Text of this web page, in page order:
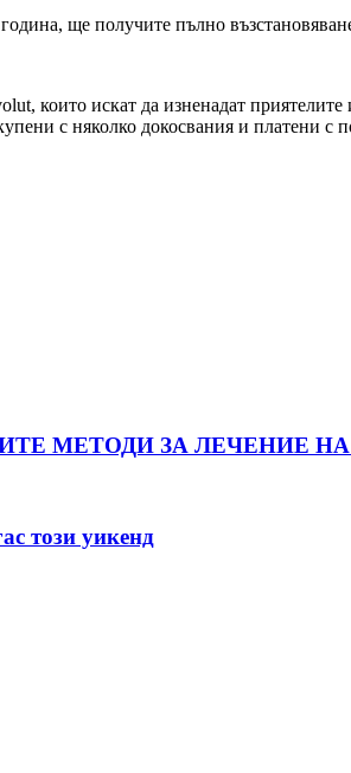
ще получите пълно
които искат да изненадат
с няколко докосвания и платени
МЕТОДИ ЗА ЛЕЧЕНИЕ НА
този уикенд